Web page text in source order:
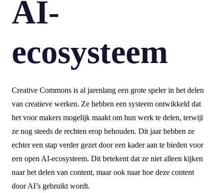
AI-
ecosysteem
Creative Commons is al jarenlang een grote speler in het delen
van creatieve werken. Ze hebben een systeem ontwikkeld dat
het voor makers mogelijk maakt om hun werk te delen, terwijl
ze nog steeds de rechten erop behouden. Dit jaar hebben ze
echter een stap verder gezet door een kader aan te bieden voor
een open AI-ecosysteem. Dit betekent dat ze niet alleen kijken
naar het delen van content, maar ook naar hoe deze content
door AI’s gebruikt wordt.